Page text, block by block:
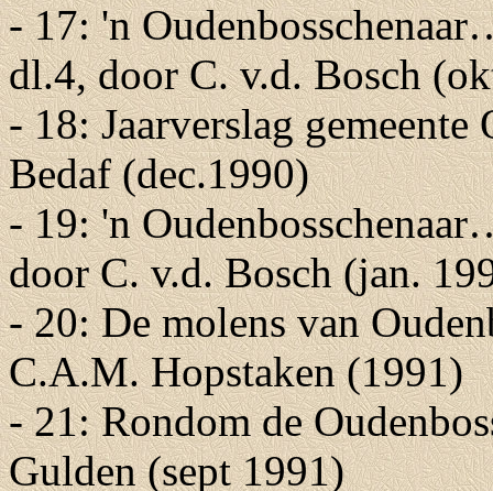
- 17: 'n
dl.4, door C. v.d. Bosch
- 18: Jaarverslag
Bedaf (dec.1990)
- 19: 'n
door C. v.d. Bosch (jan.
- 20: De molens van
C.A.M. Hopstaken (1991)
- 21: Rondom de
Gulden (sept 1991)